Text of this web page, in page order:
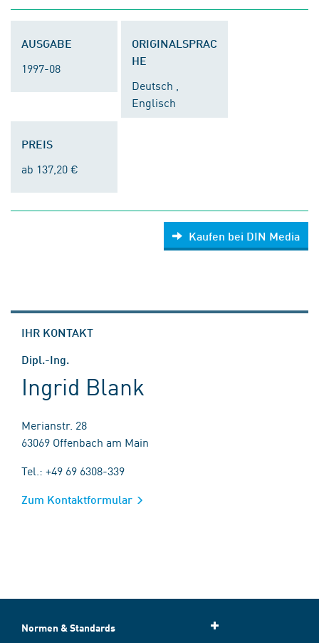
AUSGABE
1997-08
ORIGINALSPRAC
HE
Deutsch ,
Englisch
PREIS
ab 137,20 €
Kaufen bei DIN Media
IHR KONTAKT
Dipl.-Ing.
Ingrid Blank
Merianstr. 28
63069 Offenbach am Main
Tel.: +49 69 6308-339
Zum Kontaktformular
Normen & Standards